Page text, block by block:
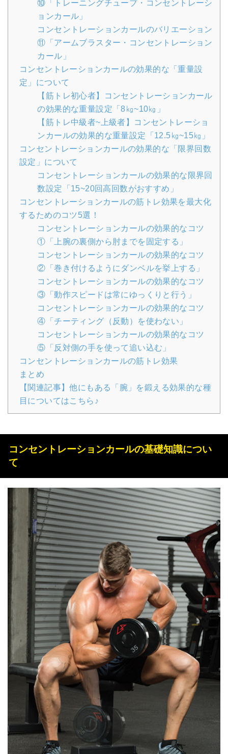
⑩「トレーニングチューブ・コンセントレーシ
ョンカール」
コンセントレーションカールのバリエーション
⑪「アームブラスター・コンセントレーション
カール」
コンセントレーションカールの効果的な「重量設
定」について
【筋トレ初心者】コンセントレーションカール
の効果的な重量設定「8㎏~10㎏」
【筋トレ中級者~上級者】コンセントレーショ
ンカールの効果的な重量設定「12.5㎏~15㎏」
コンセントレーションカールの効果的な「限界回数
設定」について
コンセントレーションカールの効果的な限界回
数設定「15~20回高回数がおすすめ」
コンセントレーションカールの筋トレ効果を最大化
するためのコツ5選！
コンセントレーションカールの効果的なコツ
①「上腕の裏側から肘までを固定する」
コンセントレーションカールの効果的なコツ
②「巻き付けるようにダンベルを挙上する」
コンセントレーションカールの効果的なコツ
③「動作スピードは常にゆっくりと行う」
コンセントレーションカールの効果的なコツ
④「チーティング（反動）を使わない」
コンセントレーションカールの効果的なコツ
⑤「反対側の手を使って追い込む」
コンセントレーションカールの筋トレ効果
まとめ
【関連記事】他にもある「腕」を鍛える効果的な種
目についてはこちら♪
コンセントレーションカールの基礎知識につい
て